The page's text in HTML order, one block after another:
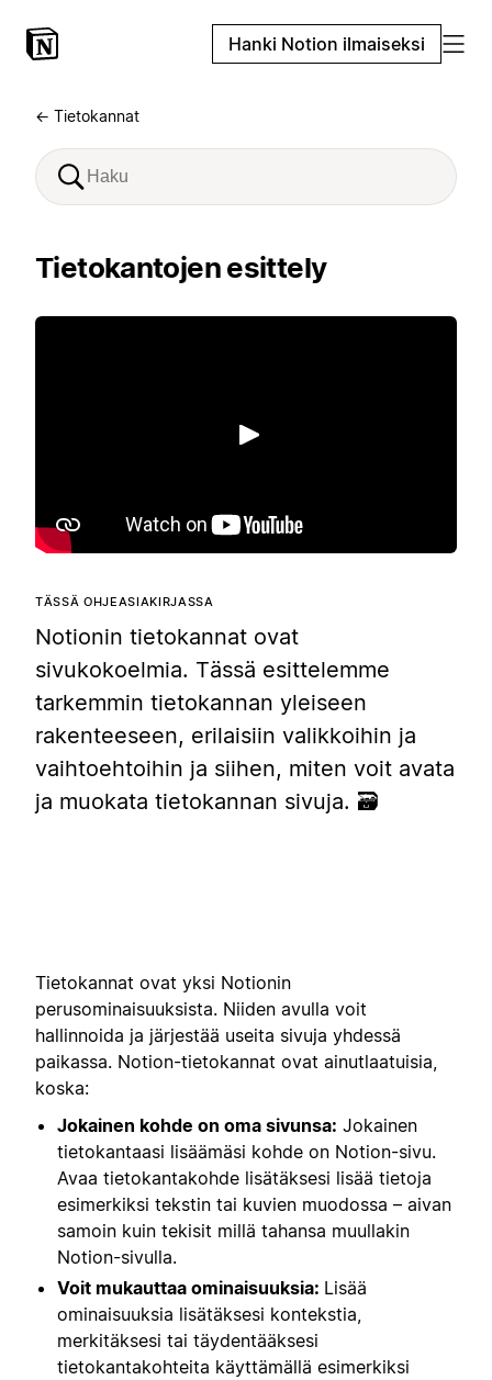
Hanki Notion ilmaiseksi
← Tietokannat
Tietokantojen esittely
Toista
TÄSSÄ OHJEASIAKIRJASSA
Notionin tietokannat ovat
sivukokoelmia. Tässä esittelemme
tarkemmin tietokannan yleiseen
rakenteeseen, erilaisiin valikkoihin ja
vaihtoehtoihin ja siihen, miten voit avata
ja muokata tietokannan sivuja. 🗃
Tietokannat ovat yksi Notionin
perusominaisuuksista. Niiden avulla voit
hallinnoida ja järjestää useita sivuja yhdessä
paikassa. Notion-tietokannat ovat ainutlaatuisia,
koska:
Jokainen kohde on oma sivunsa: Jokainen
tietokantaasi lisäämäsi kohde on Notion-sivu.
Avaa tietokantakohde lisätäksesi lisää tietoja
esimerkiksi tekstin tai kuvien muodossa – aivan
samoin kuin tekisit millä tahansa muullakin
Notion-sivulla.
Voit mukauttaa ominaisuuksia: Lisää
ominaisuuksia lisätäksesi kontekstia,
merkitäksesi tai täydentääksesi
tietokantakohteita käyttämällä esimerkiksi